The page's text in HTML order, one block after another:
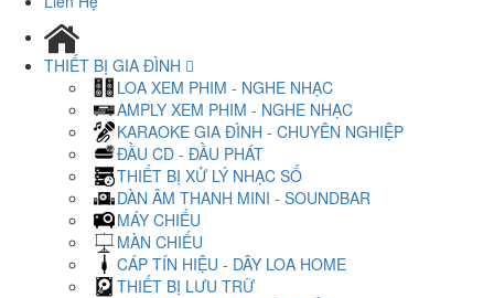
THIẾT BỊ GIA ĐÌNH
LOA XEM PHIM - NGHE NHẠC
AMPLY XEM PHIM - NGHE NHẠC
KARAOKE GIA ĐÌNH - CHUYÊN NGHIỆP
ĐẦU CD - ĐẦU PHÁT
THIẾT BỊ XỬ LÝ NHẠC SỐ
DÀN ÂM THANH MINI - SOUNDBAR
MÁY CHIẾU
MÀN CHIẾU
CÁP TÍN HIỆU - DÂY LOA HOME
THIẾT BỊ LƯU TRỮ